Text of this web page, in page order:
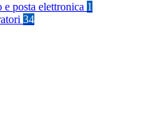
e posta elettronica 1
34